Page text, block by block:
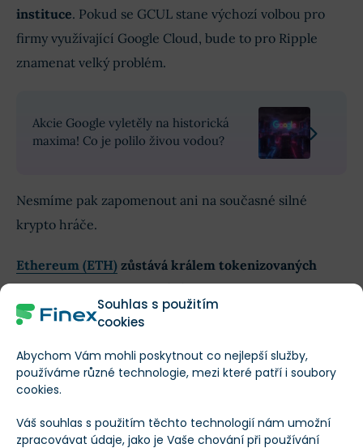
Souhlas s použitím
cookies
Abychom Vám mohli poskytnout co nejlepší služby,
používáme různé technologie, mezi které patří i soubory
cookies.
Váš souhlas s použitím těchto technologií nám umožní
zpracovávat údaje, jako je Vaše chování při používání
instituce. Pokud se GCUL stane výchozí volbou pro
firmy využívající Google Cloud, bude to pro Ripple
znamenat velký problém.
Akcie Google vyletěly na historická
maxima! Co je polilo živou vodou?
Nesmíme pak zapomenout ani na současné silné
krypto hráče.
Ethereum (ETH) zůstává králem tokenizovaných
náklady, což přitahuje pozornost fintech sektoru a